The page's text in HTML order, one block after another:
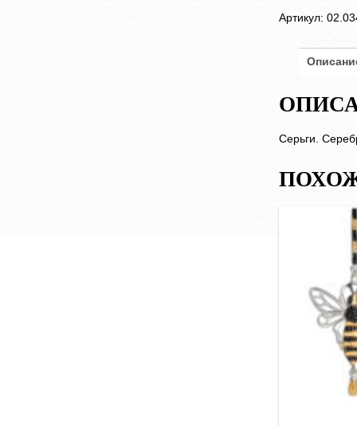
Артикул:
Серьги.